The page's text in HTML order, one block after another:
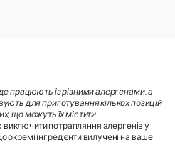
працюють із різними алергенами, а
для приготування кількох позицій
що можуть їх містити.
потрапляння алергенів у
інгредієнти вилучені на ваше